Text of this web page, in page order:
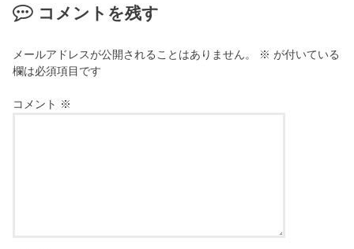
コメントを残す
メールアドレスが公開されることはありません。 ※ が付いている
欄は必須項目です
コメント ※